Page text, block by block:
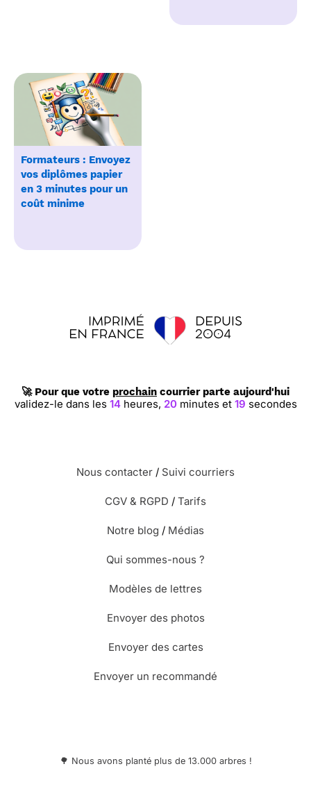
Formateurs : Envoyez
vos diplômes papier
en 3 minutes pour un
coût minime
🚀 Pour que votre prochain courrier parte aujourd'hui
validez-le dans les 14heures, 20minutes et 19 secondes
Nous contacter / Suivi courriers
CGV & RGPD / Tarifs
Notre blog / Médias
Qui sommes-nous ?
Modèles de lettres
Envoyer des photos
Envoyer des cartes
Envoyer un recommandé
🌳 Nous avons planté plus de 13.000 arbres !